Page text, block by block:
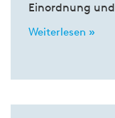
Einordnung
Weiterlesen »